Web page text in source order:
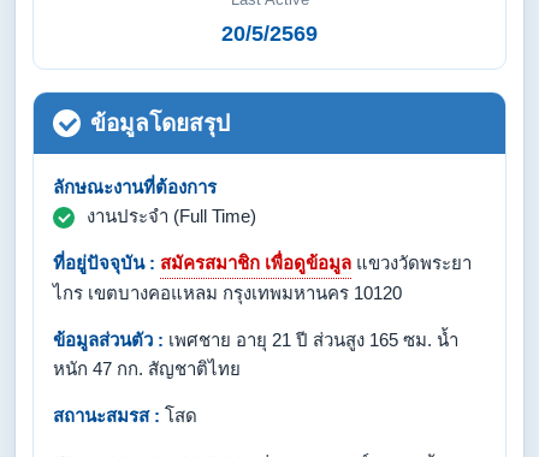
20/5/2569
ข้อมูลโดยสรุป
ลักษณะงานที่ต้องการ
งานประจำ (Full Time)
ที่อยู่ปัจจุบัน : สมัครสมาชิก เพื่อดูข้อมูล แขวงวัดพระยา
ไกร เขตบางคอแหลม กรุงเทพมหานคร 10120
ข้อมูลส่วนตัว : เพศชาย อายุ 21 ปี ส่วนสูง 165 ซม. น้ำ
หนัก 47 กก. สัญชาติไทย
สถานะสมรส : โสด